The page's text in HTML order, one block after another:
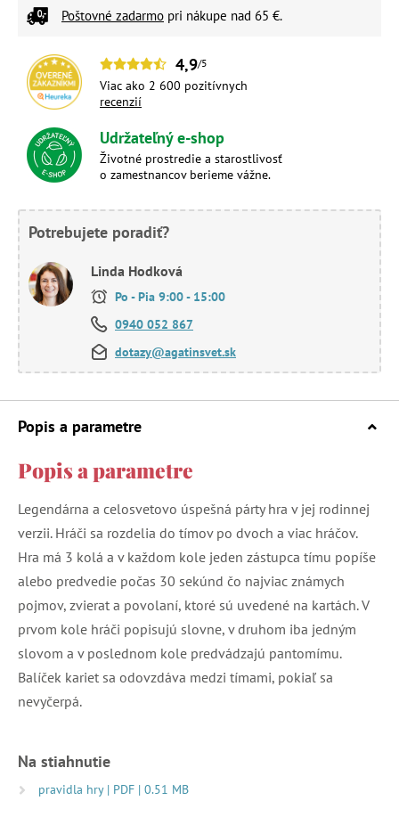
Poštovné zadarmo pri nákupe nad 65 €.
4,9/5
Viac ako 2 600 pozitívnych
recenzií
Udržateľný e-shop
Životné prostredie a starostlivosť
o zamestnancov berieme vážne.
Potrebujete poradiť?
Linda Hodková
Po - Pia 9:00 - 15:00
0940 052 867
dotazy@agatinsvet.sk
Popis a parametre
Popis a parametre
Legendárna a celosvetovo úspešná párty hra v jej rodinnej
verzii. Hráči sa rozdelia do tímov po dvoch a viac hráčov.
Hra má 3 kolá a v každom kole jeden zástupca tímu popíše
alebo predvedie počas 30 sekúnd čo najviac známych
pojmov, zvierat a povolaní, ktoré sú uvedené na kartách. V
prvom kole hráči popisujú slovne, v druhom iba jedným
slovom a v poslednom kole predvádzajú pantomímu.
Balíček kariet sa odovzdáva medzi tímami, pokiaľ sa
nevyčerpá.
Na stiahnutie
pravidla hry | PDF | 0.51 MB